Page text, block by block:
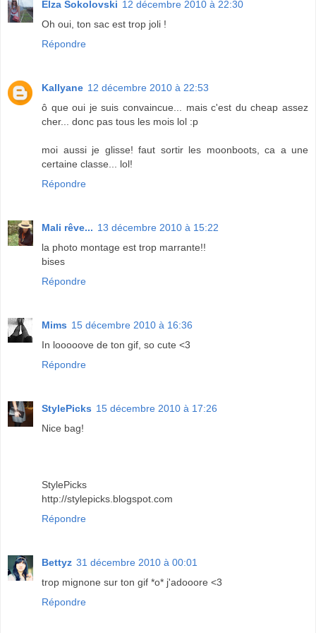
Elza Sokolovski 12 décembre 2010 à 22:30
Oh oui, ton sac est trop joli !
Répondre
Kallyane 12 décembre 2010 à 22:53
ô que oui je suis convaincue... mais c'est du cheap assez
cher... donc pas tous les mois lol :p
moi aussi je glisse! faut sortir les moonboots, ca a une
certaine classe... lol!
Répondre
Mali rêve... 13 décembre 2010 à 15:22
la photo montage est trop marrante!!
bises
Répondre
Mims 15 décembre 2010 à 16:36
In looooove de ton gif, so cute <3
Répondre
StylePicks 15 décembre 2010 à 17:26
Nice bag!
StylePicks
http://stylepicks.blogspot.com
Répondre
Bettyz 31 décembre 2010 à 00:01
trop mignone sur ton gif *o* j'adooore <3
Répondre